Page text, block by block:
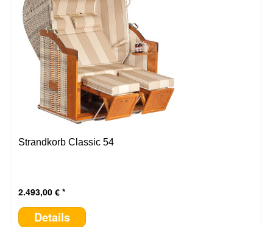
Strandkorb Classic 54
2.493,00 €
Details